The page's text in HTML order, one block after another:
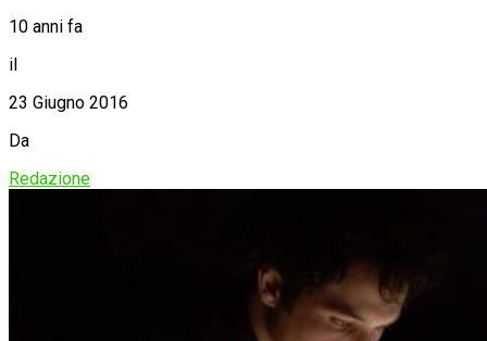
10 anni fa
il
23 Giugno 2016
Da
Redazione